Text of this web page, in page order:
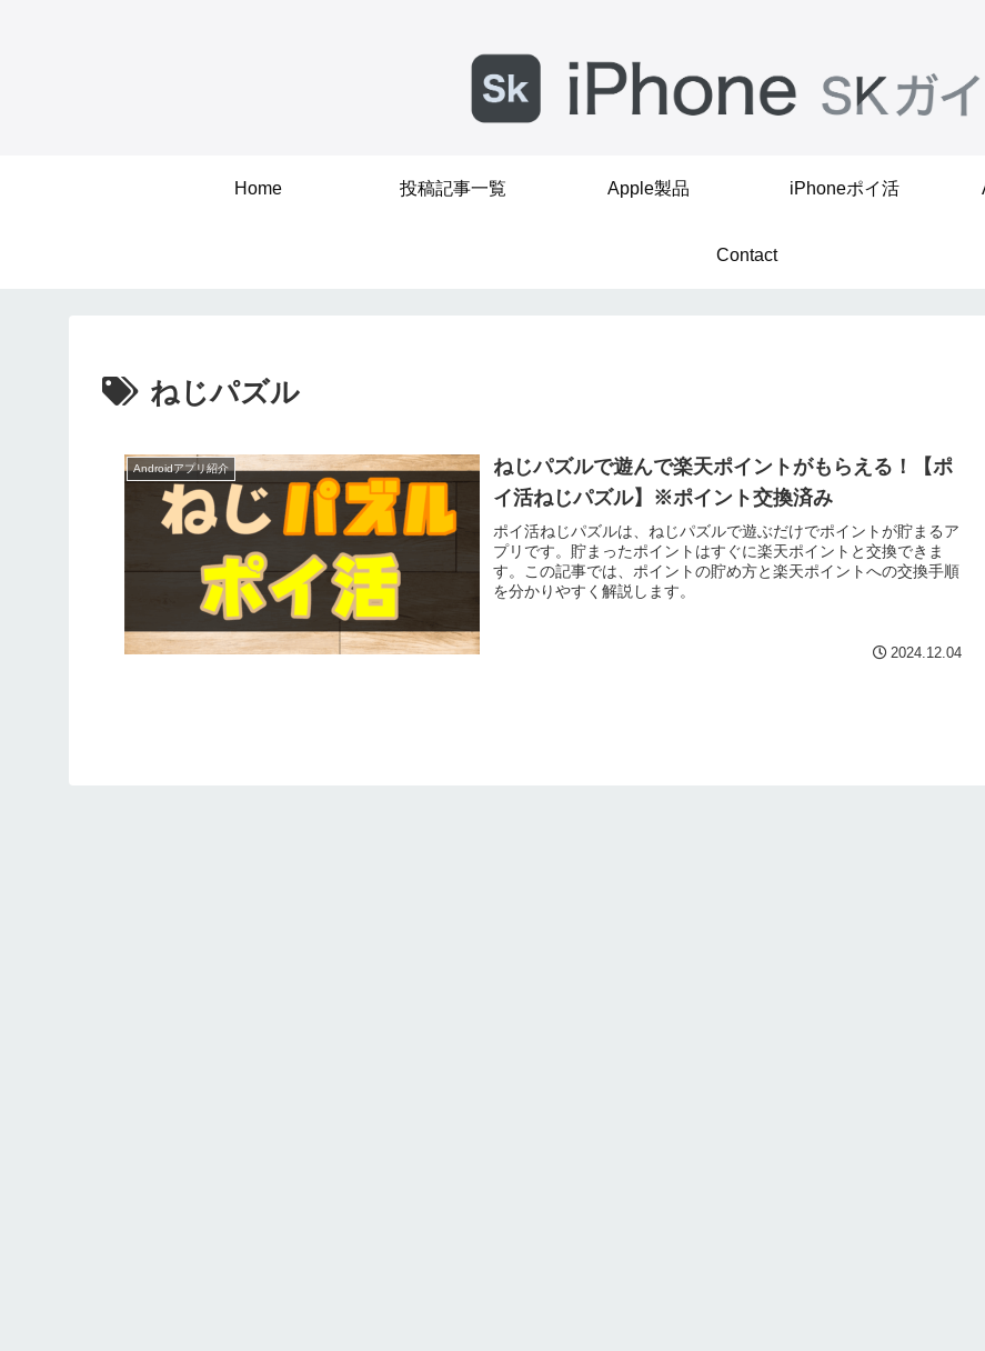
Home 投稿記事一覧 Apple製品 iPhoneポイ活
Contact
ねじパズル
Androidアプリ紹介
ねじパズルで遊んで楽天ポイントがもらえる！【ポ
イ活ねじパズル】※ポイント交換済み
ポイ活ねじパズルは、ねじパズルで遊ぶだけでポイントが貯まるア
プリです。貯まったポイントはすぐに楽天ポイントと交換できま
す。この記事では、ポイントの貯め方と楽天ポイントへの交換手順
を分かりやすく解説します。
2024.12.04